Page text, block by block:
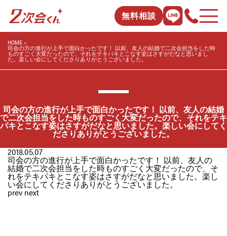
無料相談
HOME
司会の方の進行が上手で面白かったです！ 以前、友人の結婚で二次会担当をした時
ものすごく大変だったので、それをテキパキとこなす姿はさすがだなと思いまし
た。楽しい会にしてくださりありがとうございました。
司会の方の進行が上手で面白かったです！ 以前、友人の結婚
で二次会担当をした時ものすごく大変だったので、それをテキ
パキとこなす姿はさすがだなと思いました。楽しい会にしてく
ださりありがとうございました。
2018.05.07
司会の方の進行が上手で面白かったです！ 以前、友人の
結婚で二次会担当をした時ものすごく大変だったので、そ
れをテキパキとこなす姿はさすがだなと思いました。楽し
い会にしてくださりありがとうございました。
prev next